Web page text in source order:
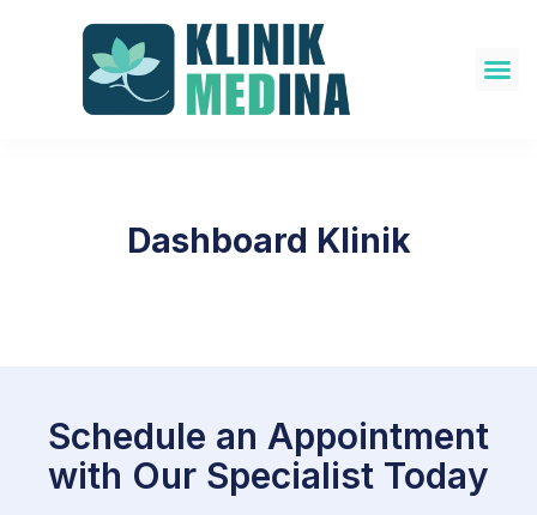
Dashboard Klinik
Schedule an Appointment
with Our Specialist Today